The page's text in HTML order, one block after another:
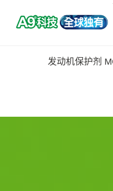
发动机保护剂